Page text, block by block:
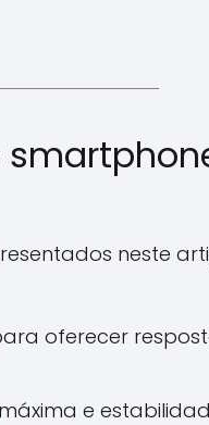
neste
oferecer
e